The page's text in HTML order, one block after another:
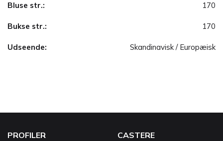
Bluse str.: 170
Bukse str.: 170
Udseende: Skandinavisk / Europæisk
PROFILER CASTERE